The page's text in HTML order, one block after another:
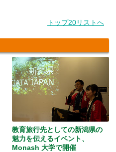
トップ20リストへ
教育旅行先としての新潟県の
魅力を伝えるイベント、
Monash 大学で開催